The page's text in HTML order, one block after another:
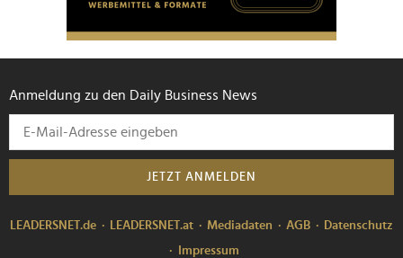
Anmeldung zu den Daily Business News
JETZT ANMELDEN
LEADERSNET.de LEADERSNET.at Mediadaten AGB
Datenschutz
Impressum